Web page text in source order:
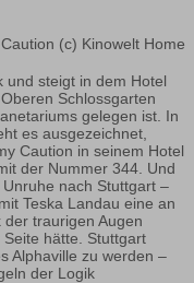
(c) Kinowelt Home
und steigt in dem Hotel
Schlossgarten
gelegen ist. In
es ausgezeichnet,
Caution in seinem Hotel
der Nummer 344. Und
nach Stuttgart –
Teska Landau eine an
traurigen Augen
hätte. Stuttgart
Alphaville zu werden –
der Logik